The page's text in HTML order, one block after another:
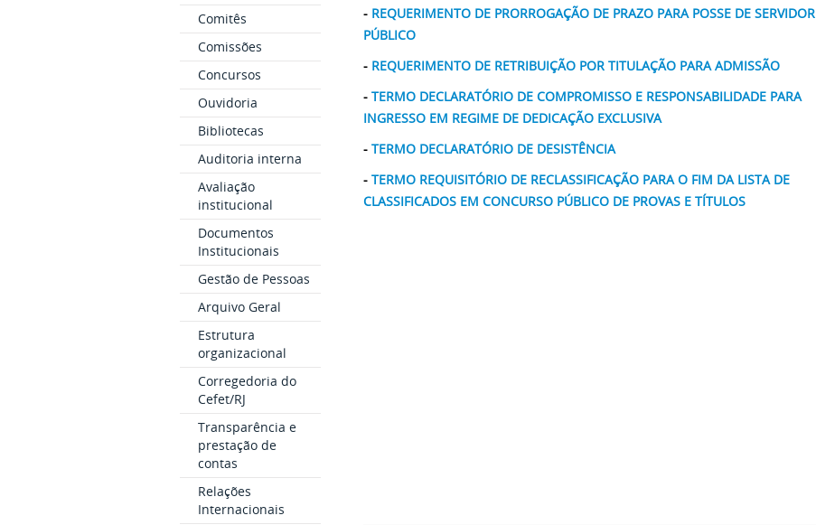
Comitês
Comissões
Concursos
Ouvidoria
Bibliotecas
Auditoria interna
Avaliação
institucional
Documentos
Institucionais
Gestão de Pessoas
Arquivo Geral
Estrutura
organizacional
Corregedoria do
Cefet/RJ
Transparência e
prestação de
contas
Relações
Internacionais
- REQUERIMENTO DE PRORROGAÇÃO DE PRAZO PARA POSSE DE SERVIDOR
PÚBLICO
- REQUERIMENTO DE RETRIBUIÇÃO POR TITULAÇÃO PARA ADMISSÃO
- TERMO DECLARATÓRIO DE COMPROMISSO E RESPONSABILIDADE PARA
INGRESSO EM REGIME DE DEDICAÇÃO EXCLUSIVA
- TERMO DECLARATÓRIO DE DESISTÊNCIA
- TERMO REQUISITÓRIO DE RECLASSIFICAÇÃO PARA O FIM DA LISTA DE
CLASSIFICADOS EM CONCURSO PÚBLICO DE PROVAS E TÍTULOS